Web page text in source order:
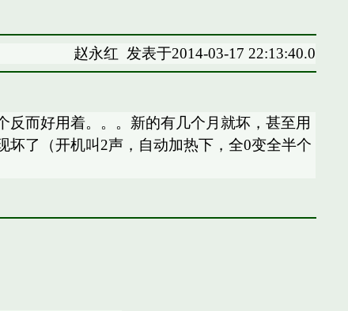
赵永红 发表于2014-03-17 22:13:40.0
而好用着。。。新的有几个月就坏，甚至用
坏了（开机叫2声，自动加热下，全0变全半个